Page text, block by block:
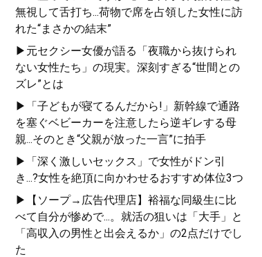
無視して舌打ち...荷物で席を占領した女性に訪
れた“まさかの結末”
▶元セクシー女優が語る「夜職から抜けられ
ない女性たち」の現実。深刻すぎる“世間との
ズレ”とは
▶「子どもが寝てるんだから!」新幹線で通路
を塞ぐベビーカーを注意したら逆ギレする母
親...そのとき“父親が放った一言”に拍手
▶「深く激しいセックス」で女性がドン引
き...?女性を絶頂に向かわせるおすすめ体位3つ
▶【ソープ→広告代理店】裕福な同級生に比
べて自分が惨めで...。就活の狙いは「大手」と
「高収入の男性と出会えるか」の2点だけでし
た